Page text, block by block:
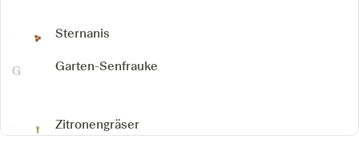
Sternanis
Garten-Senfrauke
Zitronengräser